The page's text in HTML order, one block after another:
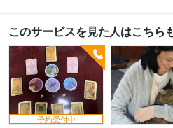
このサービスを見た人はこちら
予約受付中